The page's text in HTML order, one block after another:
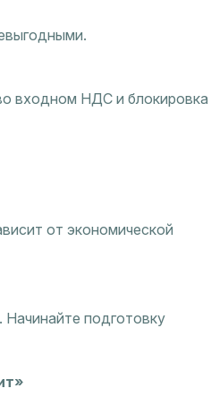
входном НДС и блокировка
от экономической
подготовку